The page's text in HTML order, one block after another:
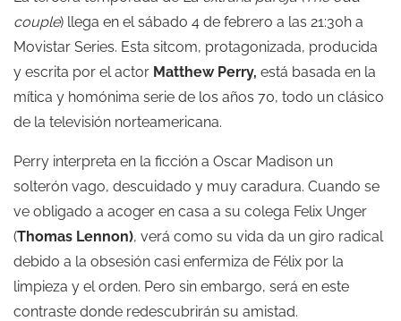
couple) llega en el sábado 4 de febrero a las 21:30h a
Movistar Series. Esta sitcom, protagonizada, producida
y escrita por el actor Matthew Perry, está basada en la
mítica y homónima serie de los años 70, todo un clásico
de la televisión norteamericana.
Perry interpreta en la ficción a Oscar Madison un
solterón vago, descuidado y muy caradura. Cuando se
ve obligado a acoger en casa a su colega Felix Unger
(Thomas Lennon), verá como su vida da un giro radical
debido a la obsesión casi enfermiza de Félix por la
limpieza y el orden. Pero sin embargo, será en este
contraste donde redescubrirán su amistad.